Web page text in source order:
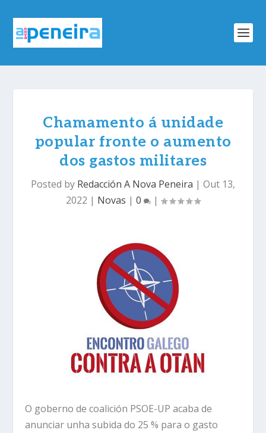
Chamamento á unidade
popular fronte o aumento
dos gastos militares
Posted by Redacción A Nova Peneira | Out 13,
2022 | Novas | 0 |
O goberno de coalición PSOE-UP acaba de
anunciar unha subida do 25 % para o gasto